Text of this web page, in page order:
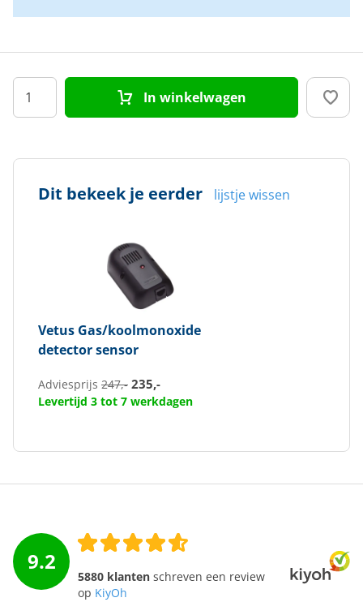
In winkelwagen
Dit bekeek je eerder lijstje wissen
Vetus Gas/koolmonoxide
detector sensor
Adviesprijs 247,- 235,-
Levertijd 3 tot 7 werkdagen
9.2
5880 klanten schreven een review
op KiyOh